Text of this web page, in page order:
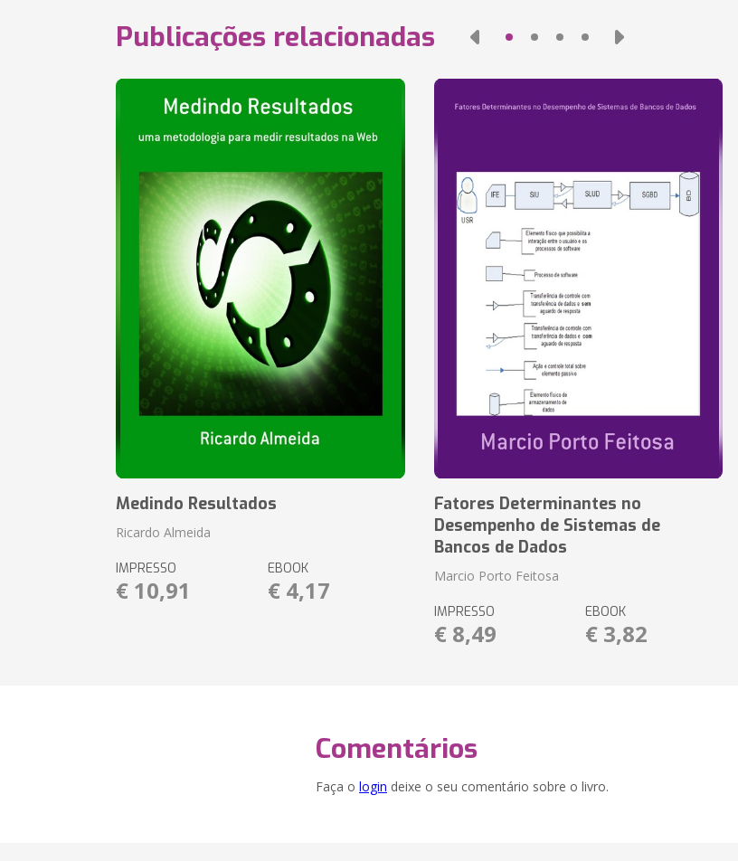
Publicações relacionadas
Medindo Resultados
Ricardo Almeida
IMPRESSO
€ 10,91
EBOOK
€ 4,17
Fatores Determinantes no
Desempenho de Sistemas de
Bancos de Dados
Marcio Porto Feitosa
IMPRESSO
€ 8,49
EBOOK
€ 3,82
Comentários
Faça o login deixe o seu comentário sobre o livro.